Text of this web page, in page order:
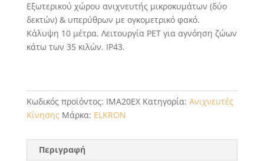
Εξωτερικού χώρου ανιχνευτής μικροκυμάτων (δύο
δεκτών) & υπερύθρων με ογκομετρικό φακό.
Κάλυψη 10 μέτρα. Λειτουργία PET για αγνόηση ζώων
κάτω των 35 κιλών. IP43.
Κωδικός προϊόντος: IMA20EX Κατηγορία: Ανιχνευτές
Κίνησης Μάρκα: ELKRON
Περιγραφή